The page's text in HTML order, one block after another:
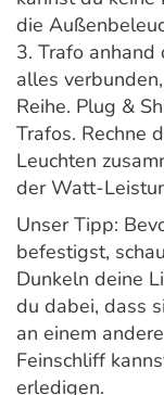
die
3. Trafo
alles
Reihe. Plug &
Trafos. Rechne
Leuchten
der Watt-
Unser Tipp:
befestigst,
Dunkeln deine
du dabei, dass
an einem
Feinschliff
erledigen.